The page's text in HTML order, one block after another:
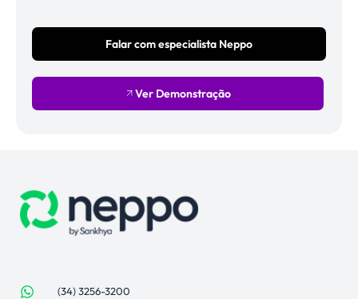
Falar com especialista Neppo
Ver Demonstração
(34) 3256-3200